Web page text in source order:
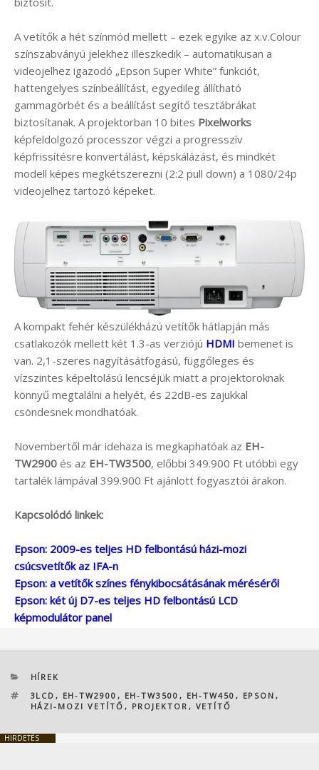
A vetítők a hét színmód mellett – ezek egyike az x.v.Colour
színszabványú jelekhez illeszkedik – automatikusan a
videojelhez igazodó „Epson Super White” funkciót,
hattengelyes színbeállítást, egyedileg állítható
gammagörbét és a beállítást segítő tesztábrákat
biztosítanak. A projektorban 10 bites Pixelworks
képfeldolgozó processzor végzi a progresszív
képfrissítésre konvertálást, képskálázást, és mindkét
modell képes megkétszerezni (2:2 pull down) a 1080/24p
videojelhez tartozó képeket.
A kompakt fehér készülékházú vetítők hátlapján más
csatlakozók mellett két 1.3-as verziójú HDMI bemenet is
van. 2,1-szeres nagyításátfogású, függőleges és
vízszintes képeltolású lencséjük miatt a projektoroknak
könnyű megtalálni a helyét, és 22dB-es zajukkal
csöndesnek mondhatóak.
Novembertől már idehaza is megkaphatóak az EH-
TW2900 és az EH-TW3500, előbbi 349.900 Ft utóbbi egy
tartalék lámpával 399.900 Ft ajánlott fogyasztói árakon.
Kapcsolódó linkek:
Epson: 2009-es teljes HD felbontású házi-mozi
csúcsvetítők az IFA-n
Epson: a vetítők színes fénykibocsátásának méréséről
Epson: két új D7-es teljes HD felbontású LCD
képmodulátor panel
KATEGÓRIÁK
HÍREK
CÍMKÉK
3LCD , EH-TW2900 , EH-TW3500 , EH-TW450 , EPSON ,
HÁZI-MOZI VETÍTŐ , PROJEKTOR , VETÍTŐ
HIRDETÉS